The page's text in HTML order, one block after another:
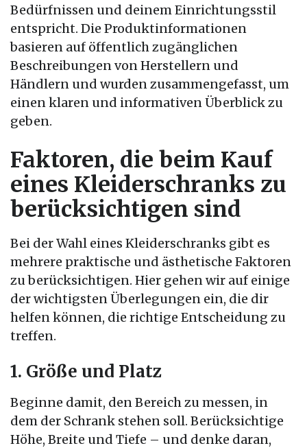
Bedürfnissen und deinem Einrichtungsstil
entspricht. Die Produktinformationen
basieren auf öffentlich zugänglichen
Beschreibungen von Herstellern und
Händlern und wurden zusammengefasst, um
einen klaren und informativen Überblick zu
geben.
Faktoren, die beim Kauf
eines Kleiderschranks zu
berücksichtigen sind
Bei der Wahl eines Kleiderschranks gibt es
mehrere praktische und ästhetische Faktoren
zu berücksichtigen. Hier gehen wir auf einige
der wichtigsten Überlegungen ein, die dir
helfen können, die richtige Entscheidung zu
treffen.
1. Größe und Platz
Beginne damit, den Bereich zu messen, in
dem der Schrank stehen soll. Berücksichtige
Höhe, Breite und Tiefe – und denke daran,